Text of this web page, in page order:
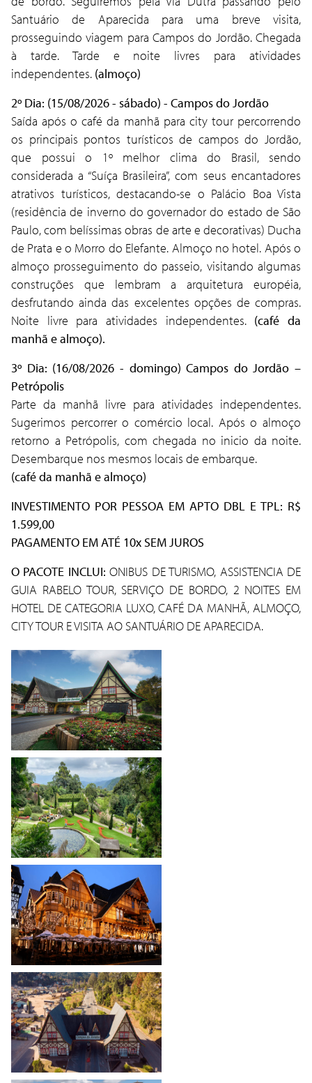
Santuário de Aparecida para uma breve visita,
prosseguindo viagem para Campos do Jordão. Chegada
à tarde. Tarde e noite livres para atividades
independentes. (almoço)
2º Dia: (15/08/2026 - sábado) - Campos do Jordão
Saída após o café da manhã para city tour percorrendo
os principais pontos turísticos de campos do Jordão,
que possui o 1º melhor clima do Brasil, sendo
considerada a “Suíça Brasileira”, com seus encantadores
atrativos turísticos, destacando-se o Palácio Boa Vista
(residência de inverno do governador do estado de São
Paulo, com belíssimas obras de arte e decorativas) Ducha
de Prata e o Morro do Elefante. Almoço no hotel. Após o
almoço prosseguimento do passeio, visitando algumas
construções que lembram a arquitetura européia,
desfrutando ainda das excelentes opções de compras.
Noite livre para atividades independentes. (café da
manhã e almoço).
3º Dia: (16/08/2026 - domingo) Campos do Jordão –
Petrópolis
Parte da manhã livre para atividades independentes.
Sugerimos percorrer o comércio local. Após o almoço
retorno a Petrópolis, com chegada no inicio da noite.
Desembarque nos mesmos locais de embarque.
(café da manhã e almoço)
INVESTIMENTO POR PESSOA EM APTO DBL E TPL: R$
1.599,00
PAGAMENTO EM ATÉ 10x SEM JUROS
O PACOTE INCLUI: ONIBUS DE TURISMO, ASSISTENCIA DE
GUIA RABELO TOUR, SERVIÇO DE BORDO, 2 NOITES EM
HOTEL DE CATEGORIA LUXO, CAFÉ DA MANHÃ, ALMOÇO,
CITY TOUR E VISITA AO SANTUÁRIO DE APARECIDA.